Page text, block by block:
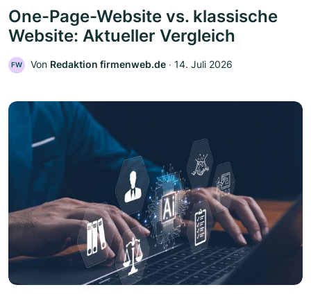
One-Page-Website vs. klassische
Website: Aktueller Vergleich
FW Von Redaktion firmenweb.de ‧ 14. Juli 2026